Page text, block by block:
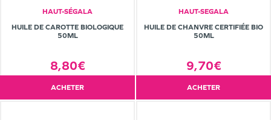
HAUT-SÉGALA
HUILE DE CAROTTE BIOLOGIQUE
50ML
8,80€
ACHETER
HAUT-SEGALA
HUILE DE CHANVRE CERTIFIÉE BIO
50ML
9,70€
ACHETER